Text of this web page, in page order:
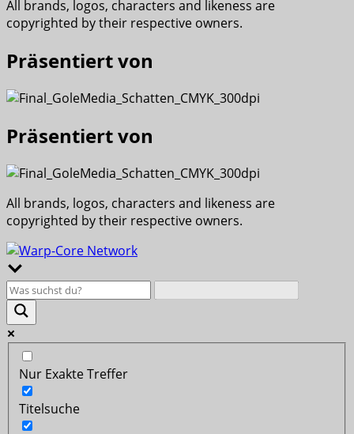
All brands, logos, characters and likeness are
copyrighted by their respective owners.
Präsentiert von
Präsentiert von
All brands, logos, characters and likeness are
copyrighted by their respective owners.
Nur Exakte Treffer
Titelsuche